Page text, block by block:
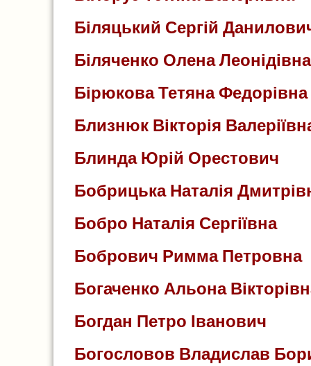
Біляцький Сергій
Біляченко Олена Леонідівна
Бірюкова Тетяна Федорівна
Близнюк Вікторія
Блинда Юрій Орестович
Бобрицька Наталія
Бобро Наталія Сергіївна
Бобрович Римма Петровна
Богаченко Альона
Богдан Петро Іванович
Богословов Владислав